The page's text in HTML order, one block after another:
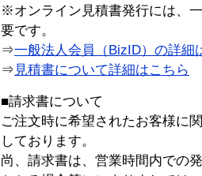
※オンライン見積書発行には、
要です。
⇒一般法人会員（BizID）の詳細
⇒ 見積書について詳細はこちら
■請求書について
ご注文時に希望されたお客様に
しております。
尚、請求書は、営業時間内での